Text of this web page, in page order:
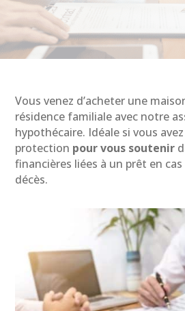
Vous venez d’acheter une
résidence familiale avec notre
hypothécaire. Idéale si vous
protection pour vous soutenir
financières liées à un prêt en
décès.